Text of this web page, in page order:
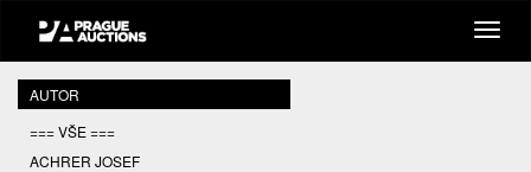
AUTOR
=== VŠE ===
ACHRER JOSEF